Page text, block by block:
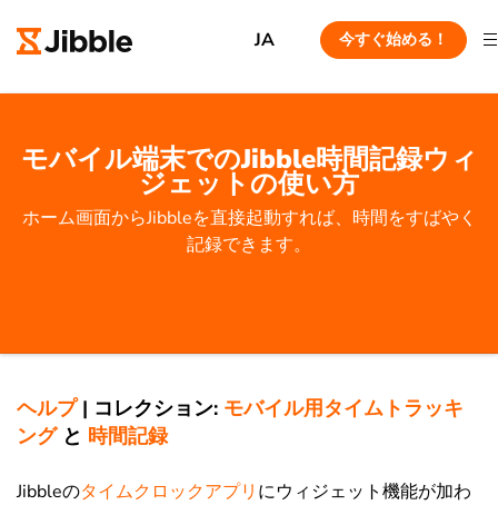
JA 今すぐ始める！
モバイル端末でのJibble時間記録ウィ
ジェットの使い方
ホーム画面からJibbleを直接起動すれば、時間をすばやく
記録できます。
ヘルプ| コレクション: モバイル用タイムトラッキ
ングと 時間記録
Jibbleのタイムクロックアプリ にウィジェット機能が加わ